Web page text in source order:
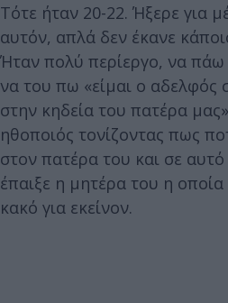
Τότε ήταν 20-22. Ήξερε για
αυτόν, απλά δεν έκανε
Ήταν πολύ περίεργο, να
να του πω «είμαι ο αδελφός
στην κηδεία του πατέρα
ηθοποιός τονίζοντας πως
στον πατέρα του και σε
έπαιξε η μητέρα του η οποία
κακό για εκείνον.